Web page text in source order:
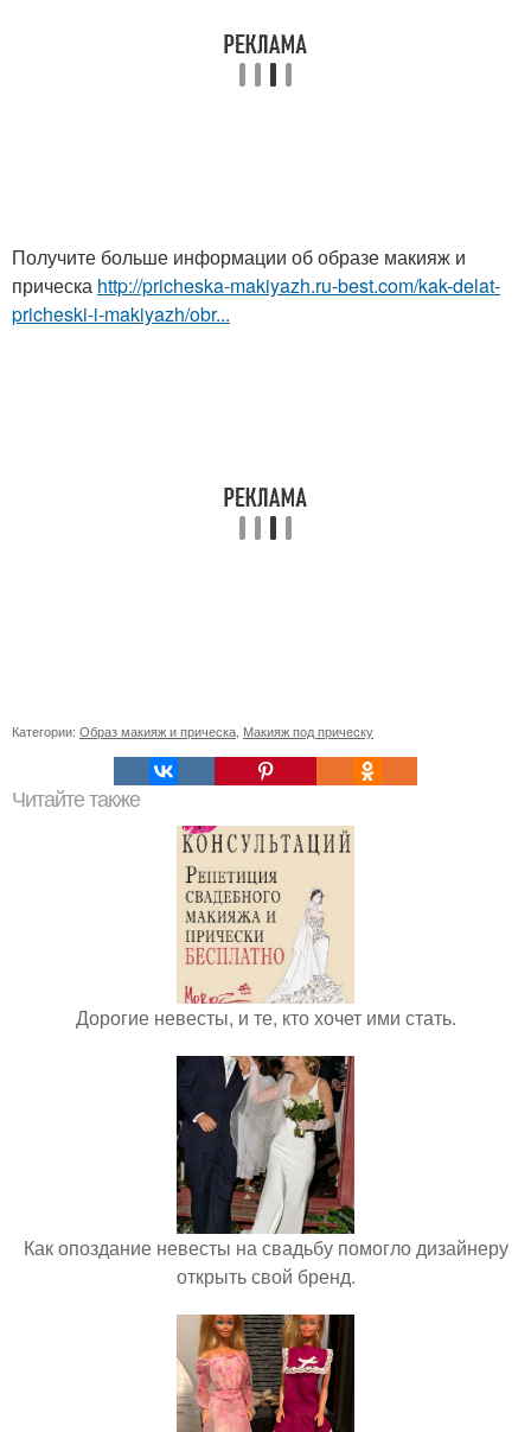
Получите больше информации об образе макияж и
прическа http://pricheska-makiyazh.ru-best.com/kak-delat-
pricheski-i-makiyazh/obr...
Категории: Образ макияж и прическа Макияж под прическу
Читайте также
Дорогие невесты, и те, кто хочет ими стать.
Как опоздание невесты на свадьбу помогло дизайнеру
открыть свой бренд.